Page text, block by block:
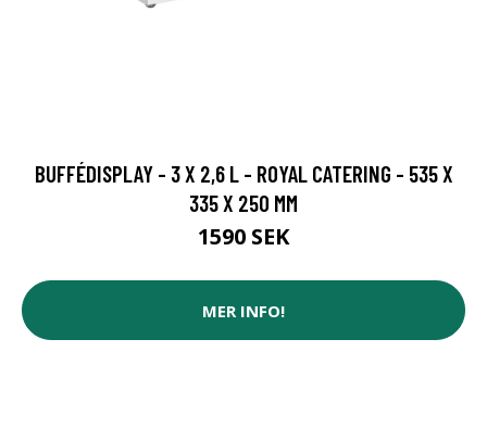
BUFFÉDISPLAY - 3 X 2,6 L - ROYAL CATERING - 535 X
335 X 250 MM
1590 SEK
MER INFO!